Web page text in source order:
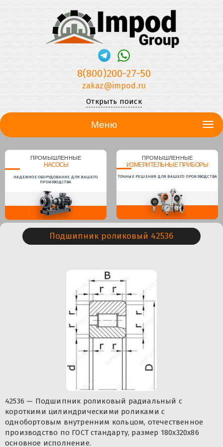
8(800)200-27-50
zakaz@impod.ru
Открыть поиск
Меню
ПРОМЫШЛЕННЫЕ
НАСОСЫ
НАДЕЖНОЕ ОБОРУДОВАНИЕ ДЛЯ ВАШЕГО
ПРОИЗВОДСТВА
ПРОМЫШЛЕННЫЕ
ИЗМЕРИТЕЛЬНЫЕ ПРИБОРЫ
ТОЧНЫЕ РЕШЕНИЯ ДЛЯ ВАШЕГО ПРОИЗВОДСТВА
Подшипник роликовый 42536
42536 — Подшипник роликовый радиальный с
короткими цилиндрическими роликами с
однобортовым внутренним кольцом, отечественное
производство по ГОСТ стандарту, размер 180x320x86
основное исполнение.